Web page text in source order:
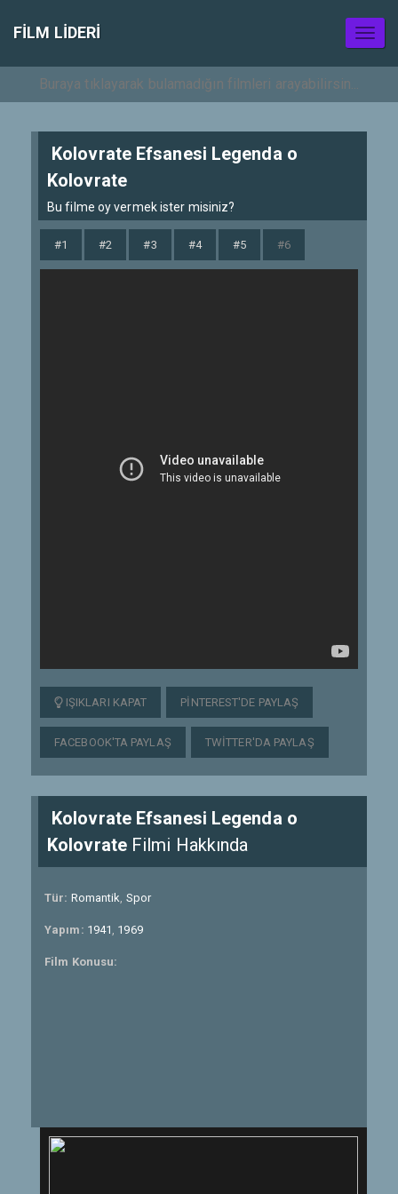
FILM LIDERI
Kolovrate Efsanesi Legenda o
Kolovrate
Bu filme oy vermek ister misiniz?
#1 #2 #3 #4 #5 #6
IŞIKLARI KAPAT PINTEREST'DE PAYLAŞ
FACEBOOK'TA PAYLAŞ TWITTER'DA PAYLAŞ
Kolovrate Efsanesi Legenda o
KolovrateFilmi Hakkında
Tür: Romantik, Spor
Yapım: 1941 , 1969
Film Konusu: